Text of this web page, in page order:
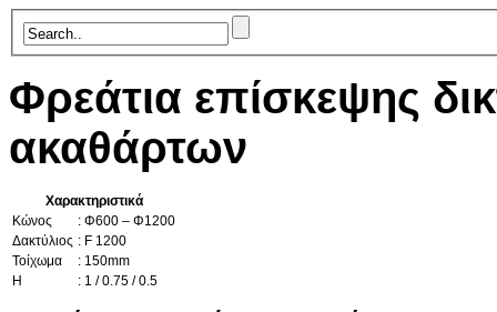
Φρεάτια επίσκεψης
ακαθάρτων
Χαρακτηριστικά
Kώνος
: Φ600 – Φ1200
Δακτύλιος : F 1200
Τοίχωμα
: 150mm
H
: 1 / 0.75 / 0.5